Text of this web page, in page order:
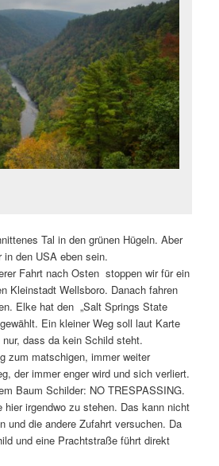
Tal in den grünen Hügeln. Aber
den USA eben sein.
Fahrt nach Osten stoppen wir für ein
Kleinstadt Wellsboro. Danach fahren
Elke hat den „Salt Springs State
Ein kleiner Weg soll laut Karte
dass da kein Schild steht.
zum matschigen, immer weiter
der immer enger wird und sich verliert.
Baum Schilder: NO TRESPASSING.
hier irgendwo zu stehen. Das kann nicht
und die andere Zufahrt versuchen. Da
und eine Prachtstraße führt direkt